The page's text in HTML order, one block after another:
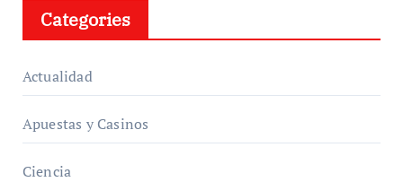
Categories
Actualidad
Apuestas y Casinos
Ciencia